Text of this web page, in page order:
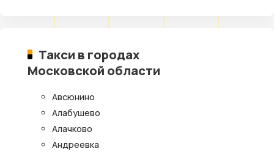
Такси в городах
Московской области
Авсюнино
Алабушево
Алачково
Андреевка